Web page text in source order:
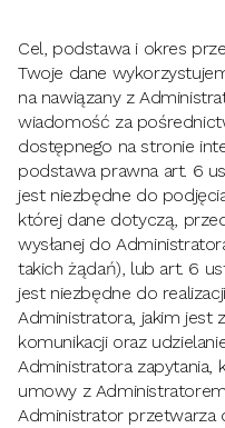
Cel, podstawa i okres
Twoje dane
na nawiązany z
wiadomość za
dostępnego na stronie
podstawa prawna art. 6
jest niezbędne do
której dane dotyczą,
wysłanej do
takich żądań), lub art. 6
jest niezbędne do
Administratora, jakim jest
komunikacji oraz
Administratora zapytania,
umowy z
Administrator przetwarza